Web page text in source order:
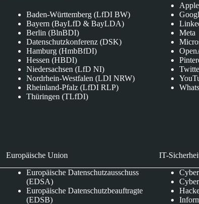
Baden-Württemberg (LfDI BW)
Bayern (BayLfD & BayLDA)
Berlin (BlnBDI)
Datenschutzkonferenz (DSK)
Hamburg (HmbBfDI)
Hessen (HBDI)
Niedersachsen (LfD NI)
Nordrhein-Westfalen (LDI NRW)
Rheinland-Pfalz (LfDI RLP)
Thüringen (TLfDI)
Apple
Meta
Europäische Union
Europäische Datenschutzausschuss
(EDSA)
Europäische Datenschutzbeauftragte
(EDSB)
IT-